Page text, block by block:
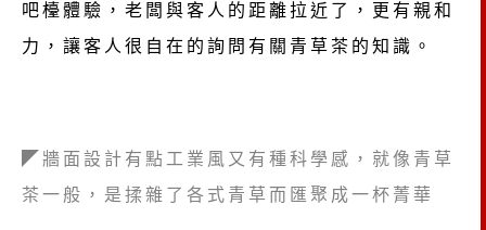
吧檯體驗，老闆與客人的距離拉近了，更有親和
力，讓客人很自在的詢問有關青草茶的知識。
◤牆面設計有點工業風又有種科學感，就像青草
茶一般，是揉雜了各式青草而匯聚成一杯菁華